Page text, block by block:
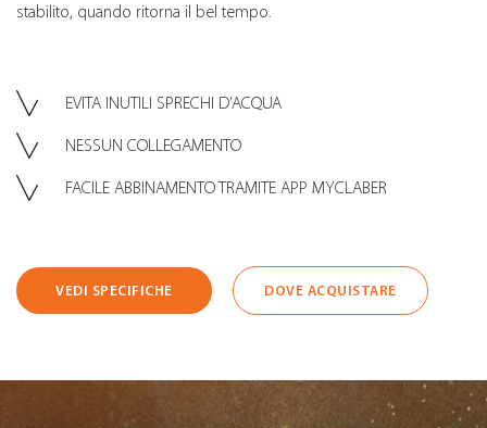
stabilito, quando ritorna il bel tempo.
EVITA INUTILI SPRECHI D’ACQUA
NESSUN COLLEGAMENTO
FACILE ABBINAMENTO TRAMITE APP MYCLABER
VEDI SPECIFICHE DOVE ACQUISTARE